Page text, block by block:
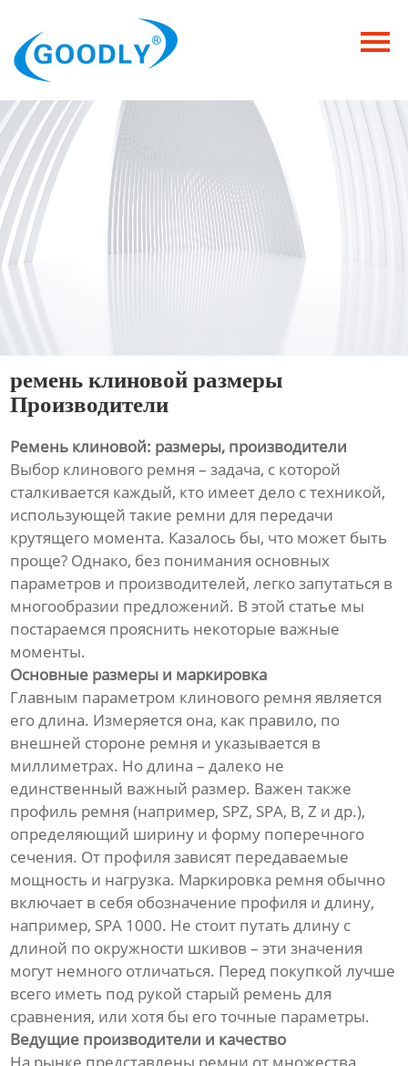
Продукция
ОТРАСЛИ
Категория
Новости
Контакты
ремень клиновой размеры
Производители
Ремень клиновой: размеры, производители
Выбор клинового ремня – задача, с которой
сталкивается каждый, кто имеет дело с техникой,
использующей такие ремни для передачи
крутящего момента. Казалось бы, что может быть
проще? Однако, без понимания основных
параметров и производителей, легко запутаться в
многообразии предложений. В этой статье мы
постараемся прояснить некоторые важные
моменты.
Основные размеры и маркировка
Главным параметром клинового ремня является
его длина. Измеряется она, как правило, по
внешней стороне ремня и указывается в
миллиметрах. Но длина – далеко не
единственный важный размер. Важен также
профиль ремня (например, SPZ, SPA, B, Z и др.),
определяющий ширину и форму поперечного
сечения. От профиля зависят передаваемые
мощность и нагрузка. Маркировка ремня обычно
включает в себя обозначение профиля и длину,
например, SPA 1000. Не стоит путать длину с
длиной по окружности шкивов – эти значения
могут немного отличаться. Перед покупкой лучше
всего иметь под рукой старый ремень для
сравнения, или хотя бы его точные параметры.
Ведущие производители и качество